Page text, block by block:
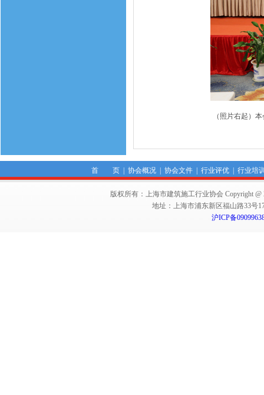
（照片右起）
首 页| 协会概况| 协会文件| 行业评优| 行业培
版权所有：上海市建筑施工行业协会 Copyright @
地址：上海市浦东新区福山路33号
沪ICP备